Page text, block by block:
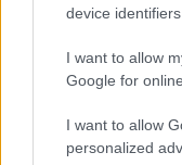
device identifiers
I want to allow
Google for
I want to allow
personalized
Az átállást
minél
igyekeztek az
szinte kivétel